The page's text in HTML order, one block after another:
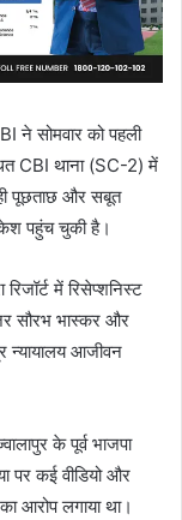
ने सोमवार को पहली
CBI थाना (SC-2) में
पूछताछ और सबूत
पहुंच चुकी है।
में रिसेप्शनिस्ट
सौरभ भास्कर और
न्यायालय आजीवन
के पूर्व भाजपा
पर कई वीडियो और
आरोप लगाया था।